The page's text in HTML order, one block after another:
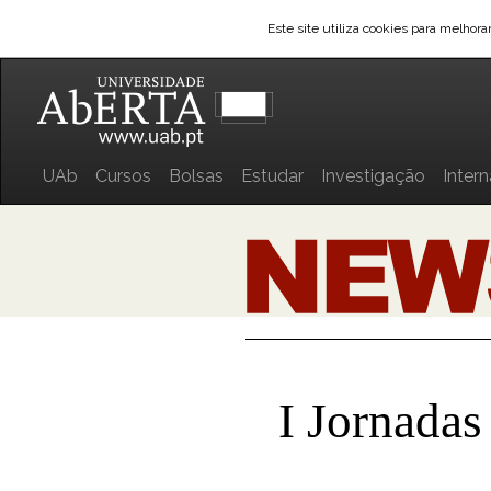
Este site utiliza cookies para
UAb Cursos Bolsas Estudar Investigação
I